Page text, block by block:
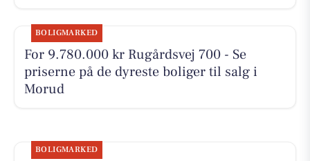
BOLIGMARKED
For 9.780.000 kr Rugårdsvej 700 - Se
priserne på de dyreste boliger til salg i
Morud
BOLIGMARKED